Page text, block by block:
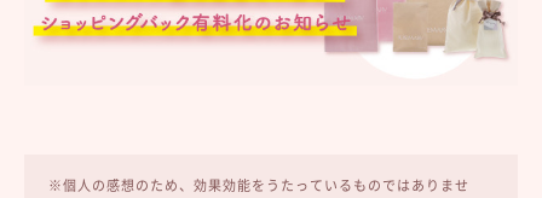
※個人の感想のため、効果効能をうたっているものではありませ